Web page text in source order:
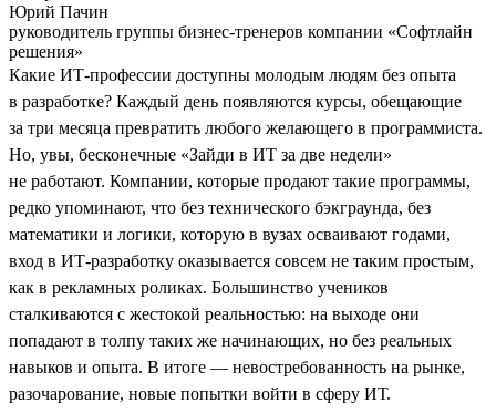
Юрий Пачин
руководитель группы бизнес-тренеров компании «Софтлайн
решения»
Какие ИТ-профессии доступны молодым людям без опыта
в разработке? Каждый день появляются курсы, обещающие
за три месяца превратить любого желающего в программиста.
Но, увы, бесконечные «Зайди в ИТ за две недели»
не работают. Компании, которые продают такие программы,
редко упоминают, что без технического бэкграунда, без
математики и логики, которую в вузах осваивают годами,
вход в ИТ-разработку оказывается совсем не таким простым,
как в рекламных роликах. Большинство учеников
сталкиваются с жестокой реальностью: на выходе они
попадают в толпу таких же начинающих, но без реальных
навыков и опыта. В итоге — невостребованность на рынке,
разочарование, новые попытки войти в сферу ИТ.